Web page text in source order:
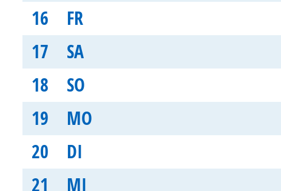
16
FR
17
SA
18
SO
19
MO
20
DI
21
MI